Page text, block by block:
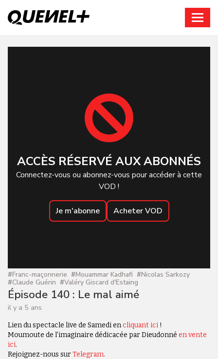
ACCÈS RÉSERVÉ AUX ABONNÉS
Connectez-vous ou abonnez-vous pour accéder à cette
VOD !
Je m'abonne Acheter VOD
#Franc-maçonnerie #Mouammar Kadhafi #Nicolas Sarkozy
#Claude Guérin #Valéry Giscard d'Estaing
Épisode 140 : Le mal aimé
il y a 5 ans
Lien du spectacle live de Samedi encliquant ici!
Moumoute de l'imaginaire dédicacée par Dieudonné en vente
ici.
Rejoignez-nous surTelegram.